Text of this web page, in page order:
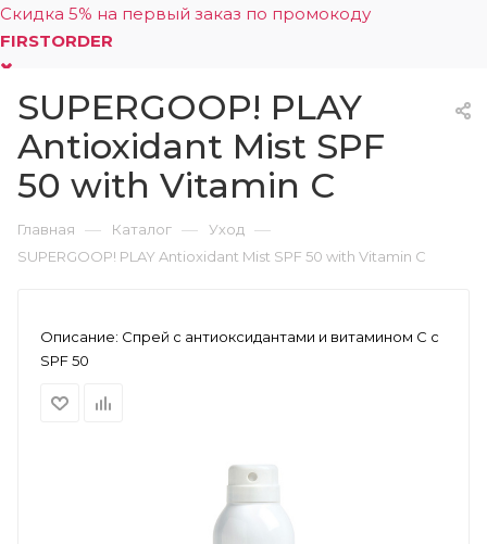
Скидка 5% на первый заказ по промокоду
FIRSTORDER
0
SUPERGOOP! PLAY
Antioxidant Mist SPF
50 with Vitamin C
Главная — Каталог — Уход —
SUPERGOOP! PLAY Antioxidant Mist SPF 50 with Vitamin C
Описание: Спрей с антиоксидантами и витамином C с
SPF 50